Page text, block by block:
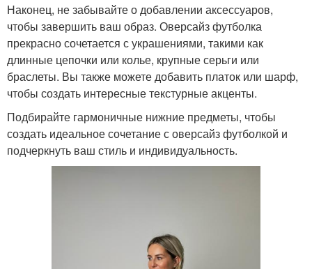
Наконец, не забывайте о добавлении аксессуаров,
чтобы завершить ваш образ. Оверсайз футболка
прекрасно сочетается с украшениями, такими как
длинные цепочки или колье, крупные серьги или
браслеты. Вы также можете добавить платок или шарф,
чтобы создать интересные текстурные акценты.
Подбирайте гармоничные нижние предметы, чтобы
создать идеальное сочетание с оверсайз футболкой и
подчеркнуть ваш стиль и индивидуальность.